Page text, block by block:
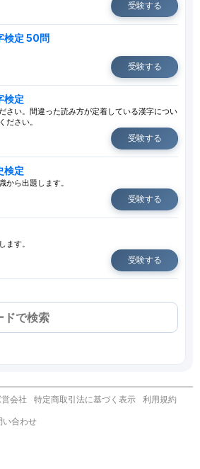
受験する
検定 50問
受験する
検定
さい。間違った読み方が定着している漢字につい
ださい。
受験する
検定
から出題します。
受験する
ます。
受験する
会社 特定商取引法に基づく表示 利用規約
い合わせ